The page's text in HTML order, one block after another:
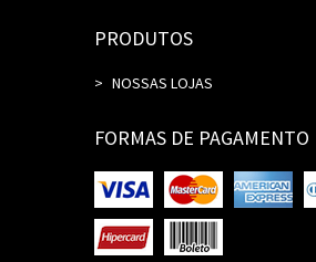
PRODUTOS
NOSSAS LOJAS
FORMAS DE PAGAMENTO